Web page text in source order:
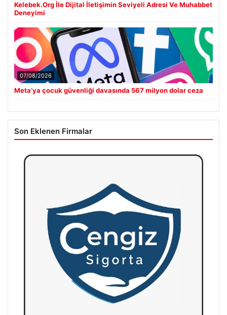
Kelebek.Org İle Dijital İletişimin Seviyeli Adresi Ve Muhabbet
Deneyimi
07/08/2026
Meta’ya çocuk güvenliği davasında 567 milyon dolar ceza
Son Eklenen Firmalar